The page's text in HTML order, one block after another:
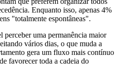
Enquanto isso, apenas 4%
"totalmente espontâneas".
uma permanência maior
vários dias, o que muda a
gera um fluxo mais contínuo
favorecer toda a cadeia do